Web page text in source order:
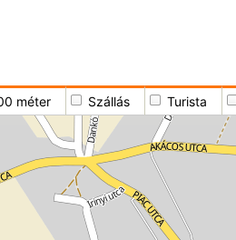
méter Szállás Turista